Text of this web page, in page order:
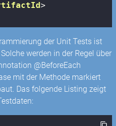
>
der Unit Tests ist
werden in der Regel über
@BeforeEach
mit der Methode markiert
Das folgende Listing zeigt